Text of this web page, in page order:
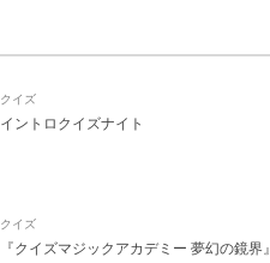
クイズ
イントロクイズナイト
クイズ
『クイズマジックアカデミー 夢幻の鏡界』